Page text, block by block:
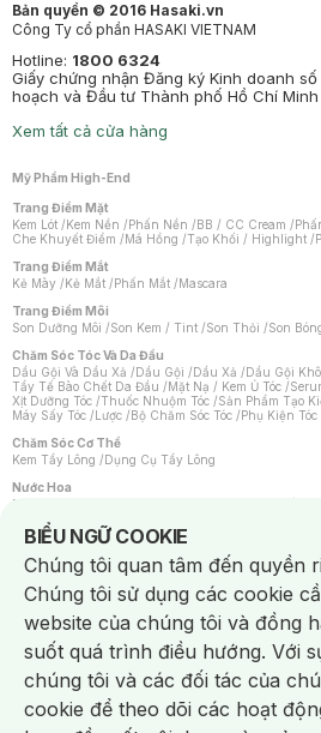
Bản quyền © 2016 Hasaki.vn
Công Ty cổ phần HASAKI VIETNAM
Hotline: 1800 6324
Giấy chứng nhận Đăng ký Kinh doanh số
hoạch và Đầu tư Thành phố Hồ Chí Minh
Xem tất cả cửa hàng
Mỹ Phẩm High-End
Trang Điểm Mặt
Kem Lót /Kem Nền /Phấn Nền /BB / CC Cream /
Che Khuyết Điểm /Má Hồng /Tạo Khối / Highlight /
Trang Điểm Mắt
Kẻ Mày /Kẻ Mắt /Phấn Mắt /Mascara
Trang Điểm Môi
Son Dưỡng Môi /Son Kem / Tint /Son Thỏi /Son
Chăm Sóc Tóc Và Da Đầu
Dầu Gội Và Dầu Xả /Dầu Gội /Dầu Xả /Dầu Gội Khô
Tẩy Tế Bào Chết Da Đầu /Mặt Nạ / Kem Ủ Tóc /
Xịt Dưỡng Tóc /Thuốc Nhuộm Tóc /Sản Phẩm Tạo
Máy Sấy Tóc /Lược /Bộ Chăm Sóc Tóc /Phụ Kiện Tóc
Chăm Sóc Cơ Thể
Kem Tẩy Lông /Dụng Cụ Tẩy Lông
Nước Hoa
Nước Hoa Nữ
Chăm Sóc Cá Nhân
Chống Muỗi /Khẩu Trang /Máy Massage/Mặt Nạ
Sản Phẩm Chăm Sóc Khác /Bàn Chải Đánh Răng /
Hỗ Trợ Trắng Răng/Kem Đánh Răng /Máy Tăm
Tăm / Chỉ Nha Khoa/ Xịt Thơm Miệng / Dung Dịch
Khăn Ướt Vệ Sinh Vùng Kín/Băng Vệ Sinh/
Máy Cạo Râu
Vấn Đề Về Da
Da Dầu / Lỗ Chân Lông To/ Da Khô / Mất Nước/ Da
Da Nhạy Cảm / Kích Ứng
Da Xỉn Màu Thâm /
Quầng Thâm & Bọng Mắt /Sẹo /Viêm Da Cơ Địa
BIỂU NGỮ COOKIE
Notice about cookies usage
Chúng tôi quan tâm đến quyền
Chúng tôi sử dụng các cookie
website của chúng tôi và đồng
suốt quá trình điều hướng. Với
chúng tôi và các đối tác của
cookie để theo dõi các hoạt